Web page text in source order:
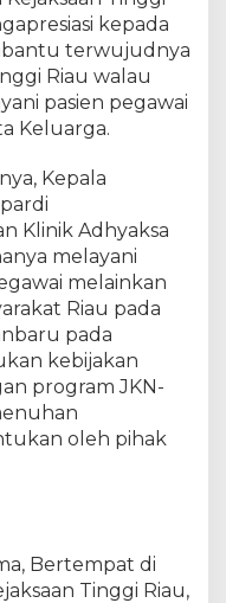
kepada
terwujudnya
Riau walau
pasien pegawai
Keluarga.
Kepala
Klinik Adhyaksa
melayani
melainkan
Riau pada
pada
kebijakan
program JKN-
oleh pihak
Bertempat di
Tinggi Riau,